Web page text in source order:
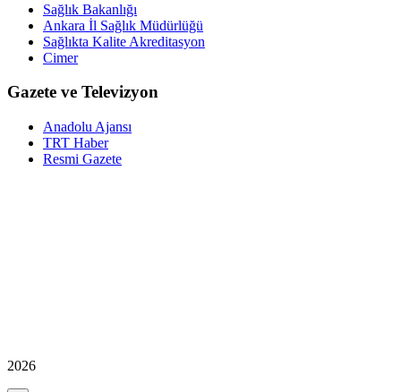
Sağlık Bakanlığı
Ankara İl Sağlık Müdürlüğü
Sağlıkta Kalite Akreditasyon
Cimer
Gazete ve Televizyon
Anadolu Ajansı
TRT Haber
Resmi Gazete
2026